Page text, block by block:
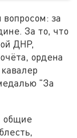
за
За то, что
ДНР,
ордена
"За
общие